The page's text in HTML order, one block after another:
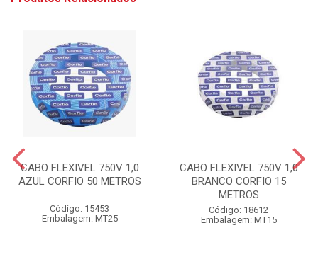
CABO FLEXIVEL 750V 1,0
AZUL CORFIO 50 METROS
Código: 15453
Embalagem: MT25
CABO FLEXIVEL 750V 1,0
BRANCO CORFIO 15
METROS
Código: 18612
Embalagem: MT15